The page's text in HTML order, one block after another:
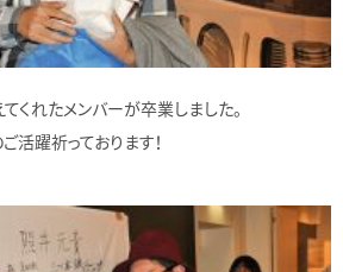
くれたメンバーが卒業しました。
活躍祈っております！